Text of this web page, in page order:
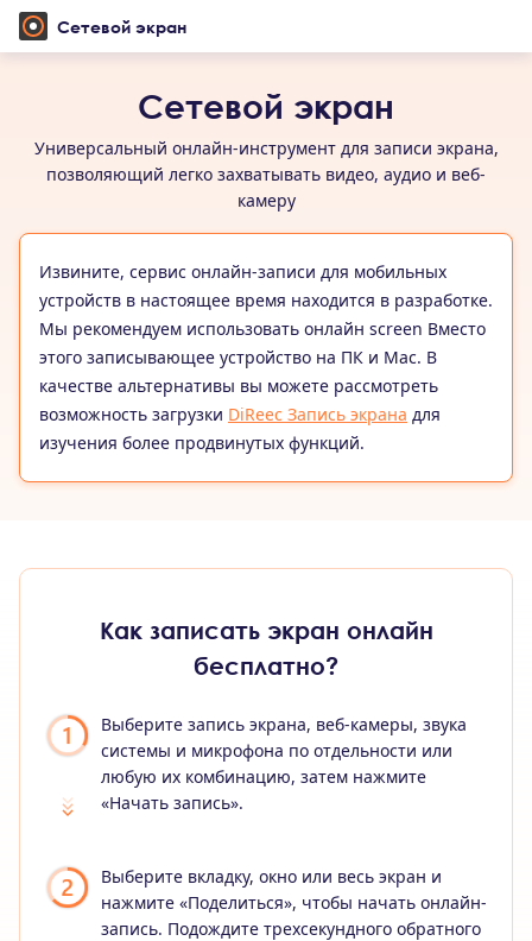
Сетевой экран
Сетевой экран
Универсальный онлайн-инструмент для записи экрана,
позволяющий легко захватывать видео, аудио и веб-
камеру
Извините, сервис онлайн-записи для мобильных
устройств в настоящее время находится в разработке.
Мы рекомендуем использовать онлайн screen Вместо
этого записывающее устройство на ПК и Mac. В
качестве альтернативы вы можете рассмотреть
возможность загрузки DiReec Запись экрана для
изучения более продвинутых функций.
Как записать экран онлайн
бесплатно?
Выберите запись экрана, веб-камеры, звука
системы и микрофона по отдельности или
любую их комбинацию, затем нажмите
«Начать запись».
Выберите вкладку, окно или весь экран и
нажмите «Поделиться», чтобы начать онлайн-
запись. Подождите трехсекундного обратного